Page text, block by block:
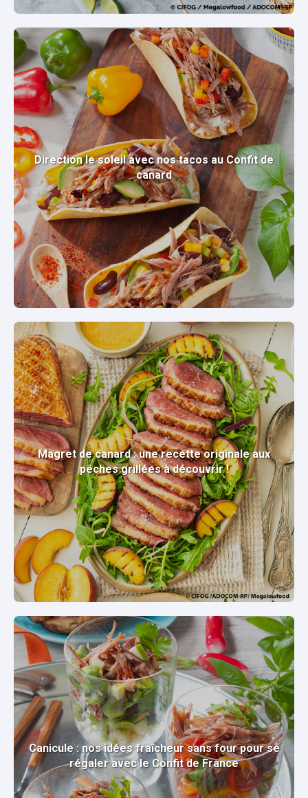
Direction le soleil avec nos tacos au Confit de
canard
Magret de canard : une recette originale aux
pêches grillées à découvrir !
Canicule : nos idées fraîcheur sans four pour se
régaler avec le Confit de France